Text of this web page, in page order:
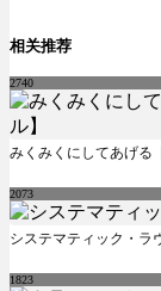
相关推荐
2740
みくみくにしてあげる
2073
システマティック・ラ
1823